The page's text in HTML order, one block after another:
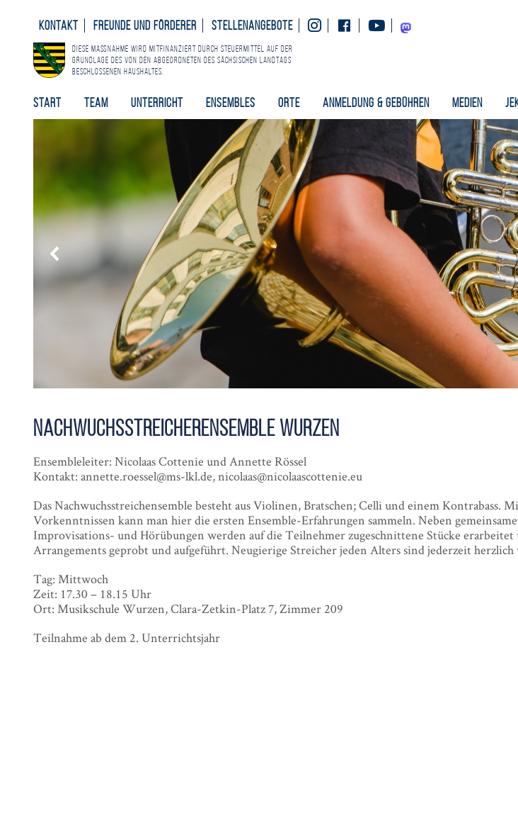
Kontakt Freunde und Förderer Stellenangebote InstagramFacebookYoutubeMastodon
Diese Maßnahme wird mitfinanziert durch Steuermittel auf der
Grundlage des von den Abgeordneten des Sächsischen Landtags
beschlossenen Haushaltes.
Start Team Unterricht Ensembles Orte Anmeldung & Gebühren Medien
Nachwuchs­streicher­ensemble Wurzen
Ensembleleiter: Nicolaas Cottenie und Annette Rössel
Kontakt: annette.roessel@ms-lkl.de, nicolaas@nicolaascottenie.eu
Das Nachwuchsstreichensemble besteht aus Violinen, Bratschen; Celli und einem Kontrabass.
Vorkenntnissen kann man hier die ersten Ensemble-Erfahrungen sammeln. Neben
Improvisations- und Hörübungen werden auf die Teilnehmer zugeschnittene Stücke erarbeitet
Arrangements geprobt und aufgeführt. Neugierige Streicher jeden Alters sind jederzeit
Tag: Mittwoch
Zeit: 17.30 – 18.15 Uhr
Ort: Musikschule Wurzen, Clara-Zetkin-Platz 7, Zimmer 209
Teilnahme ab dem 2. Unterrichtsjahr